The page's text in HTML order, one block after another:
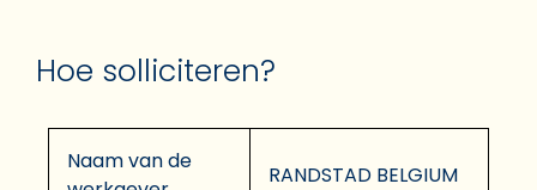
Hoe solliciteren?
Naam van de
RANDSTAD BELGIUM